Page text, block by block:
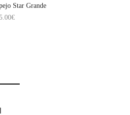
Star Grande
€